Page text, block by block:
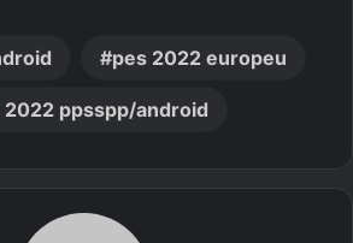
pes 2022 europeu
2022 ppsspp/android